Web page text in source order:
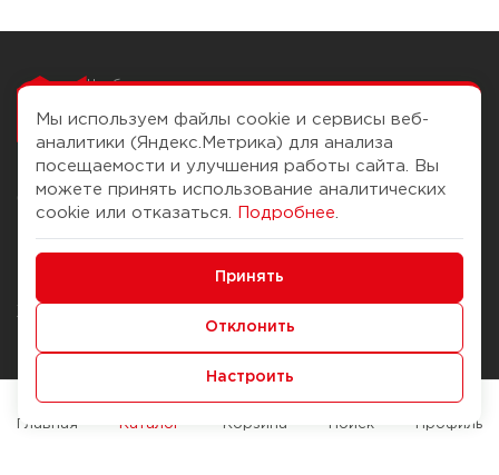
Чтобы вам легко
О компании
История Компании
Журнал
Наши марки
Брендирование
Помощь
Доставка и оплата
Способы оплаты
Служба контроля качества
Мы используем файлы cookie и сервисы веб-
аналитики (Яндекс.Метрика) для анализа
посещаемости и улучшения работы сайта. Вы
можете принять использование аналитических
cookie или отказаться.
Подробнее
Принять
Отклонить
Настроить
Главная Каталог Корзина Поиск Профиль